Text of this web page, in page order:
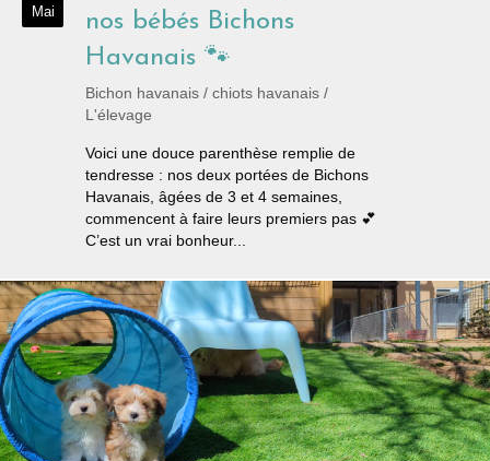
Mai
nos bébés Bichons
Havanais 🐾
Bichon havanais / chiots havanais /
L'élevage
Voici une douce parenthèse remplie de
tendresse : nos deux portées de Bichons
Havanais, âgées de 3 et 4 semaines,
commencent à faire leurs premiers pas 💕
C’est un vrai bonheur...